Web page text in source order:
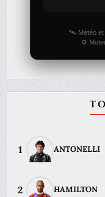
🛰️ Météo et
⚙️
1 ANTONELLI
2 HAMILTON